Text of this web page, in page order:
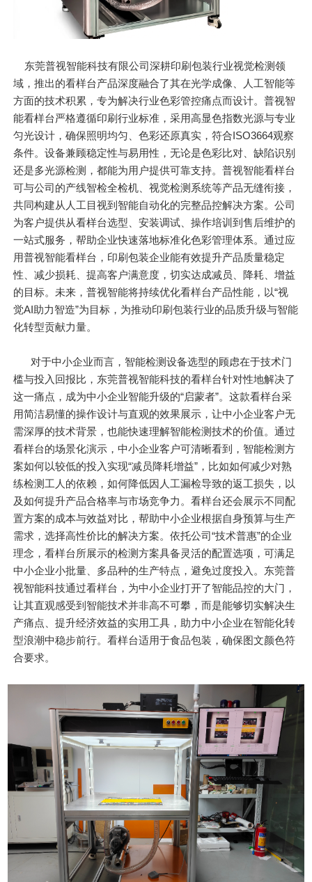
东莞普视智能科技有限公司深耕印刷包装行业视觉检测领
域，推出的看样台产品深度融合了其在光学成像、人工智能等
方面的技术积累，专为解决行业色彩管控痛点而设计。普视智
能看样台严格遵循印刷行业标准，采用高显色指数光源与专业
匀光设计，确保照明均匀、色彩还原真实，符合ISO3664观察
条件。设备兼顾稳定性与易用性，无论是色彩比对、缺陷识别
还是多光源检测，都能为用户提供可靠支持。普视智能看样台
可与公司的产线智检全检机、视觉检测系统等产品无缝衔接，
共同构建从人工目视到智能自动化的完整品控解决方案。公司
为客户提供从看样台选型、安装调试、操作培训到售后维护的
一站式服务，帮助企业快速落地标准化色彩管理体系。通过应
用普视智能看样台，印刷包装企业能有效提升产品质量稳定
性、减少损耗、提高客户满意度，切实达成减员、降耗、增益
的目标。未来，普视智能将持续优化看样台产品性能，以“视
觉AI助力智造”为目标，为推动印刷包装行业的品质升级与智能
化转型贡献力量。
对于中小企业而言，智能检测设备选型的顾虑在于技术门
槛与投入回报比，东莞普视智能科技的看样台针对性地解决了
这一痛点，成为中小企业智能升级的“启蒙者”。这款看样台采
用简洁易懂的操作设计与直观的效果展示，让中小企业客户无
需深厚的技术背景，也能快速理解智能检测技术的价值。通过
看样台的场景化演示，中小企业客户可清晰看到，智能检测方
案如何以较低的投入实现“减员降耗增益”，比如如何减少对熟
练检测工人的依赖，如何降低因人工漏检导致的返工损失，以
及如何提升产品合格率与市场竞争力。看样台还会展示不同配
置方案的成本与效益对比，帮助中小企业根据自身预算与生产
需求，选择高性价比的解决方案。依托公司“技术普惠”的企业
理念，看样台所展示的检测方案具备灵活的配置选项，可满足
中小企业小批量、多品种的生产特点，避免过度投入。东莞普
视智能科技通过看样台，为中小企业打开了智能品控的大门，
让其直观感受到智能技术并非高不可攀，而是能够切实解决生
产痛点、提升经济效益的实用工具，助力中小企业在智能化转
型浪潮中稳步前行。看样台适用于食品包装，确保图文颜色符
合要求。